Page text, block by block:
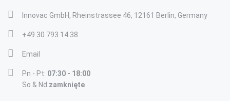
Innovac GmbH, Rheinstrassee 46, 12161 Berlin, Germany
+49 30 793 14 38
Email
Pn - Pt: 07:30 - 18:00
So & Nd zamknięte